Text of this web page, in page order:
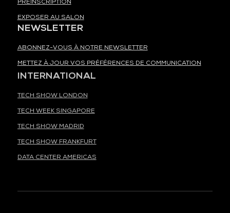
PRÉINSCRIPTION
EXPOSER AU SALON
NEWSLETTER
ABONNEZ-VOUS À NOTRE NEWSLETTER
METTEZ À JOUR VOS PRÉFÉRENCES DE COMMUNICATION
INTERNATIONAL
TECH SHOW LONDON
TECH WEEK SINGAPORE
TECH SHOW MADRID
TECH SHOW FRANKFURT
DATA CENTER AMERICAS